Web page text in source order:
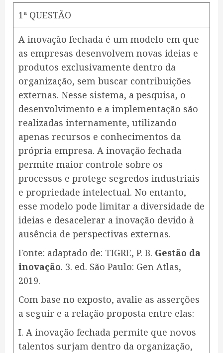
1ª QUESTÃO
A inovação fechada é um modelo em que
as empresas desenvolvem novas ideias e
produtos exclusivamente dentro da
organização, sem buscar contribuições
externas. Nesse sistema, a pesquisa, o
desenvolvimento e a implementação são
realizadas internamente, utilizando
apenas recursos e conhecimentos da
própria empresa. A inovação fechada
permite maior controle sobre os
processos e protege segredos industriais
e propriedade intelectual. No entanto,
esse modelo pode limitar a diversidade de
ideias e desacelerar a inovação devido à
ausência de perspectivas externas.
Fonte: adaptado de: TIGRE, P. B. Gestão da
inovação. 3. ed. São Paulo: Gen Atlas,
2019.
Com base no exposto, avalie as asserções
a seguir e a relação proposta entre elas:
I. A inovação fechada permite que novos
talentos surjam dentro da organização,